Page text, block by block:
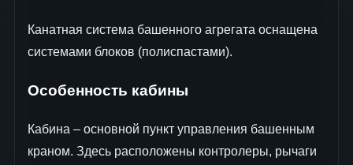
Канатная система башенного агрегата оснащена
системами блоков (полиспастами).
Особенность кабины
Кабина – основной пункт управления башенным
краном. Здесь расположены контролеры, рычаги